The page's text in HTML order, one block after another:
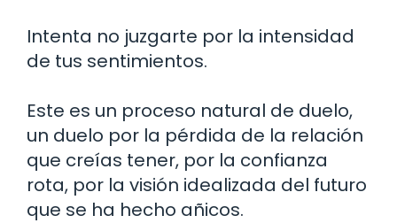
Intenta no juzgarte por la intensidad
de tus sentimientos.
Este es un proceso natural de duelo,
un duelo por la pérdida de la relación
que creías tener, por la confianza
rota, por la visión idealizada del futuro
que se ha hecho añicos.